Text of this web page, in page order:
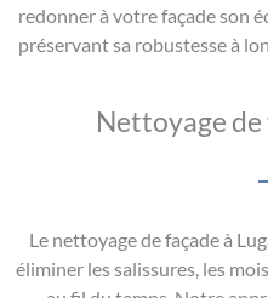
redonner à votre façade son
préservant sa robustesse à
Nettoyage de
Le nettoyage de façade à
éliminer les salissures, les